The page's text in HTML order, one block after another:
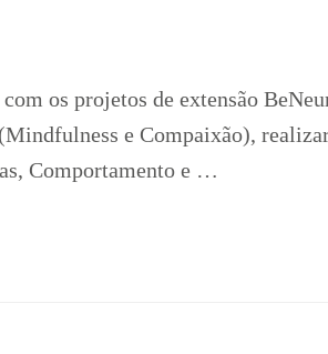
os projetos de extensão
e Compaixão),
Comportamento e …